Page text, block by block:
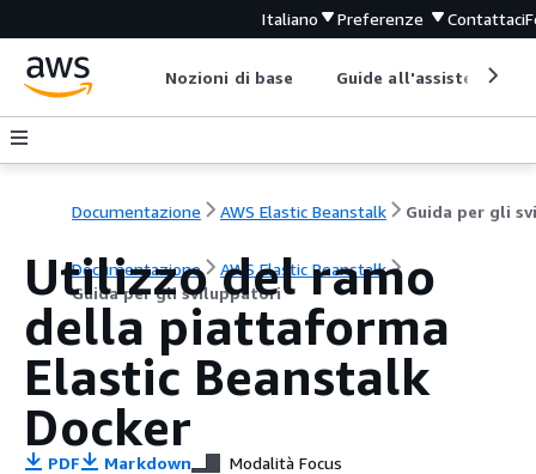
Italiano Preferenze Contattaci
Nozioni di base Guide all'assistenza
Documentazione AWS Elastic Beanstalk
Documentazione
AWS Elastic Beanstalk
Guida per gli sviluppatori
Utilizzo del ramo
della piattaforma
Elastic Beanstalk
Docker
PDF Markdown Modalità Focus